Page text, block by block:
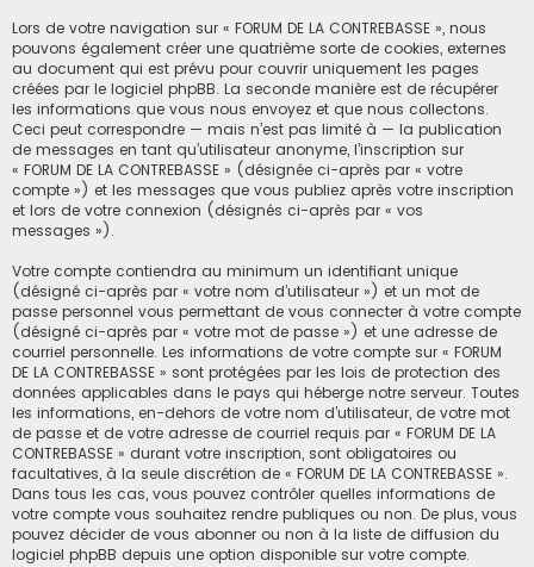
Lors de votre navigation sur « FORUM DE LA CONTREBASSE », nous
pouvons également créer une quatrième sorte de cookies, externes
au document qui est prévu pour couvrir uniquement les pages
créées par le logiciel phpBB. La seconde manière est de récupérer
les informations que vous nous envoyez et que nous collectons.
Ceci peut correspondre — mais n’est pas limité à — la publication
de messages en tant qu’utilisateur anonyme, l’inscription sur
« FORUM DE LA CONTREBASSE » (désignée ci-après par « votre
compte ») et les messages que vous publiez après votre inscription
et lors de votre connexion (désignés ci-après par « vos
messages »).
Votre compte contiendra au minimum un identifiant unique
(désigné ci-après par « votre nom d’utilisateur ») et un mot de
passe personnel vous permettant de vous connecter à votre compte
(désigné ci-après par « votre mot de passe ») et une adresse de
courriel personnelle. Les informations de votre compte sur « FORUM
DE LA CONTREBASSE » sont protégées par les lois de protection des
données applicables dans le pays qui héberge notre serveur. Toutes
les informations, en-dehors de votre nom d’utilisateur, de votre mot
de passe et de votre adresse de courriel requis par « FORUM DE LA
CONTREBASSE » durant votre inscription, sont obligatoires ou
facultatives, à la seule discrétion de « FORUM DE LA CONTREBASSE ».
Dans tous les cas, vous pouvez contrôler quelles informations de
votre compte vous souhaitez rendre publiques ou non. De plus, vous
pouvez décider de vous abonner ou non à la liste de diffusion du
logiciel phpBB depuis une option disponible sur votre compte.